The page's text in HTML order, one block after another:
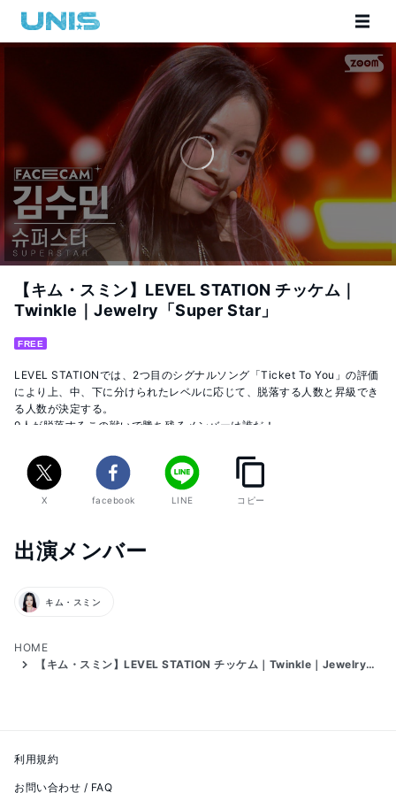
HOME
【キム・スミン】LEVEL STATION チッケム｜Twinkle｜Jewelry「Super Star」
【キム・スミン】LEVEL STATION チッケム｜
Twinkle｜Jewelry「Super Star」
FREE
LEVEL STATIONでは、2つ目のシグナルソング「Ticket To You」の評価
により上、中、下に分けられたレベルに応じて、脱落する人数と昇級でき
る人数が決定する。
9人が脱落するこの戦いで勝ち残るメンバーは誰だ！
https://abema.tv/video/title/307-7
①「Fancast」をダウンロード
②ログインしてUNIVERSE TICKETの画像をタップ
X facebook LINE コピー
出演メンバー
キム・スミン
利用規約
お問い合わせ / FAQ